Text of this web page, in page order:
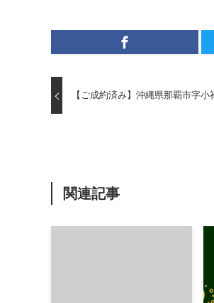
【ご成約済み】沖縄県那覇市字小
関連記事